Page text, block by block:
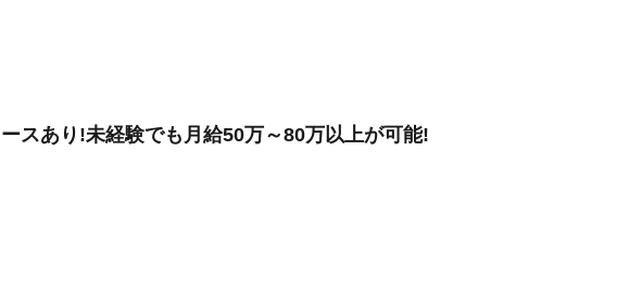
スあり!未経験でも月給50万～80万以上が可能!